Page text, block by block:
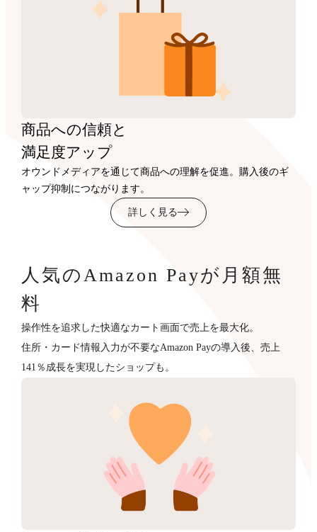
商品への信頼と
満足度アップ
オウンドメディアを通じて商品への理解を促進。購入後のギ
ャップ抑制につながります。
詳しく見る
人気のAmazon Payが月額無
料
操作性を追求した快適なカート画面で売上を最大化。
住所・カード情報入力が不要なAmazon Payの導入後、売上
141％成長を実現したショップも。